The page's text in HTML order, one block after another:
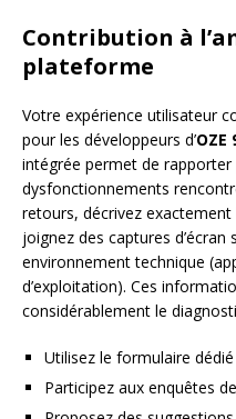
Contribution à
plateforme
Votre expérience utilisateur
pour les développeurs d’OZE
intégrée permet de rapporter
dysfonctionnements
retours, décrivez
joignez des captures
environnement technique
d’exploitation). Ces
considérablement le
Utilisez le formulaire
Participez aux enquêtes